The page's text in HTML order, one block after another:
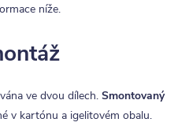
níže.
ve dvou dílech. Smontovaný
v kartónu a igelitovém obalu.